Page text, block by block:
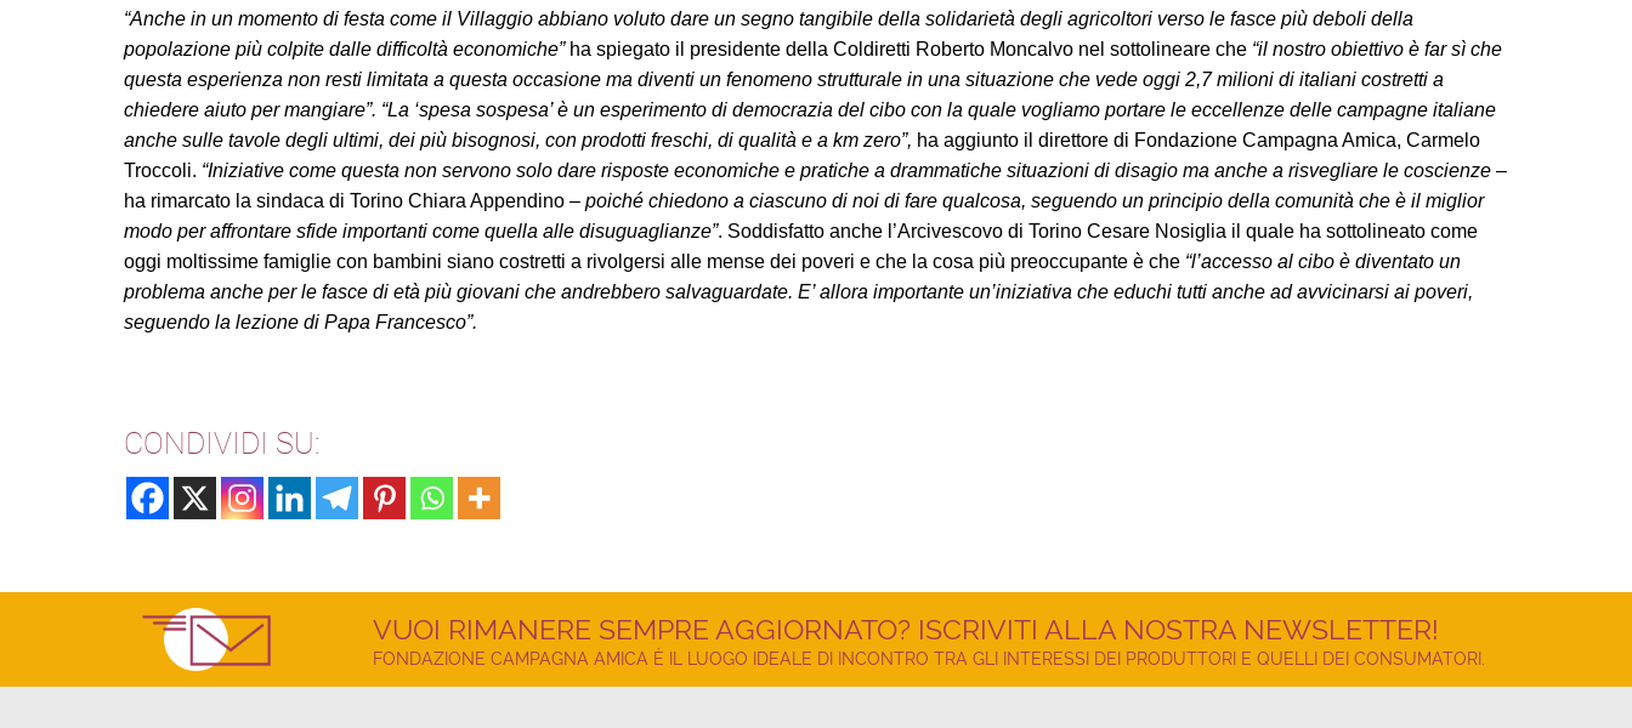
“Anche in un momento di festa come il Villaggio abbiano voluto dare un segno tangibile della solidarietà degli agricoltori verso le fasce più deboli della
popolazione più colpite dalle difficoltà economiche”ha spiegato il presidente della Coldiretti Roberto Moncalvo nel sottolineare che “il nostro obiettivo è far sì che
questa esperienza non resti limitata a questa occasione ma diventi un fenomeno strutturale in una situazione che vede oggi 2,7 milioni di italiani costretti a
chiedere aiuto per mangiare”. “La ‘spesa sospesa’ è un esperimento di democrazia del cibo con la quale vogliamo portare le eccellenze delle campagne italiane
anche sulle tavole degli ultimi, dei più bisognosi, con prodotti freschi, di qualità e a km zero”, ha aggiunto il direttore di Fondazione Campagna Amica, Carmelo
Troccoli. “Iniziative come questa non servono solo dare risposte economiche e pratiche a drammatiche situazioni di disagio ma anche a risvegliare le coscienze –
ha rimarcato la sindaca di Torino Chiara Appendino – poiché chiedono a ciascuno di noi di fare qualcosa, seguendo un principio della comunità che è il miglior
modo per affrontare sfide importanti come quella alle disuguaglianze”. Soddisfatto anche l’Arcivescovo di Torino Cesare Nosiglia il quale ha sottolineato come
oggi moltissime famiglie con bambini siano costretti a rivolgersi alle mense dei poveri e che la cosa più preoccupante è che “l’accesso al cibo è diventato un
problema anche per le fasce di età più giovani che andrebbero salvaguardate. E’ allora importante un’iniziativa che educhi tutti anche ad avvicinarsi ai poveri,
seguendo la lezione di Papa Francesco”.
CONDIVIDI SU:
VUOI RIMANERE SEMPRE AGGIORNATO? ISCRIVITI ALLA NOSTRA NEWSLETTER!
FONDAZIONE CAMPAGNA AMICA È IL LUOGO IDEALE DI INCONTRO TRA GLI INTERESSI DEI PRODUTTORI E QUELLI DEI CONSUMATORI.